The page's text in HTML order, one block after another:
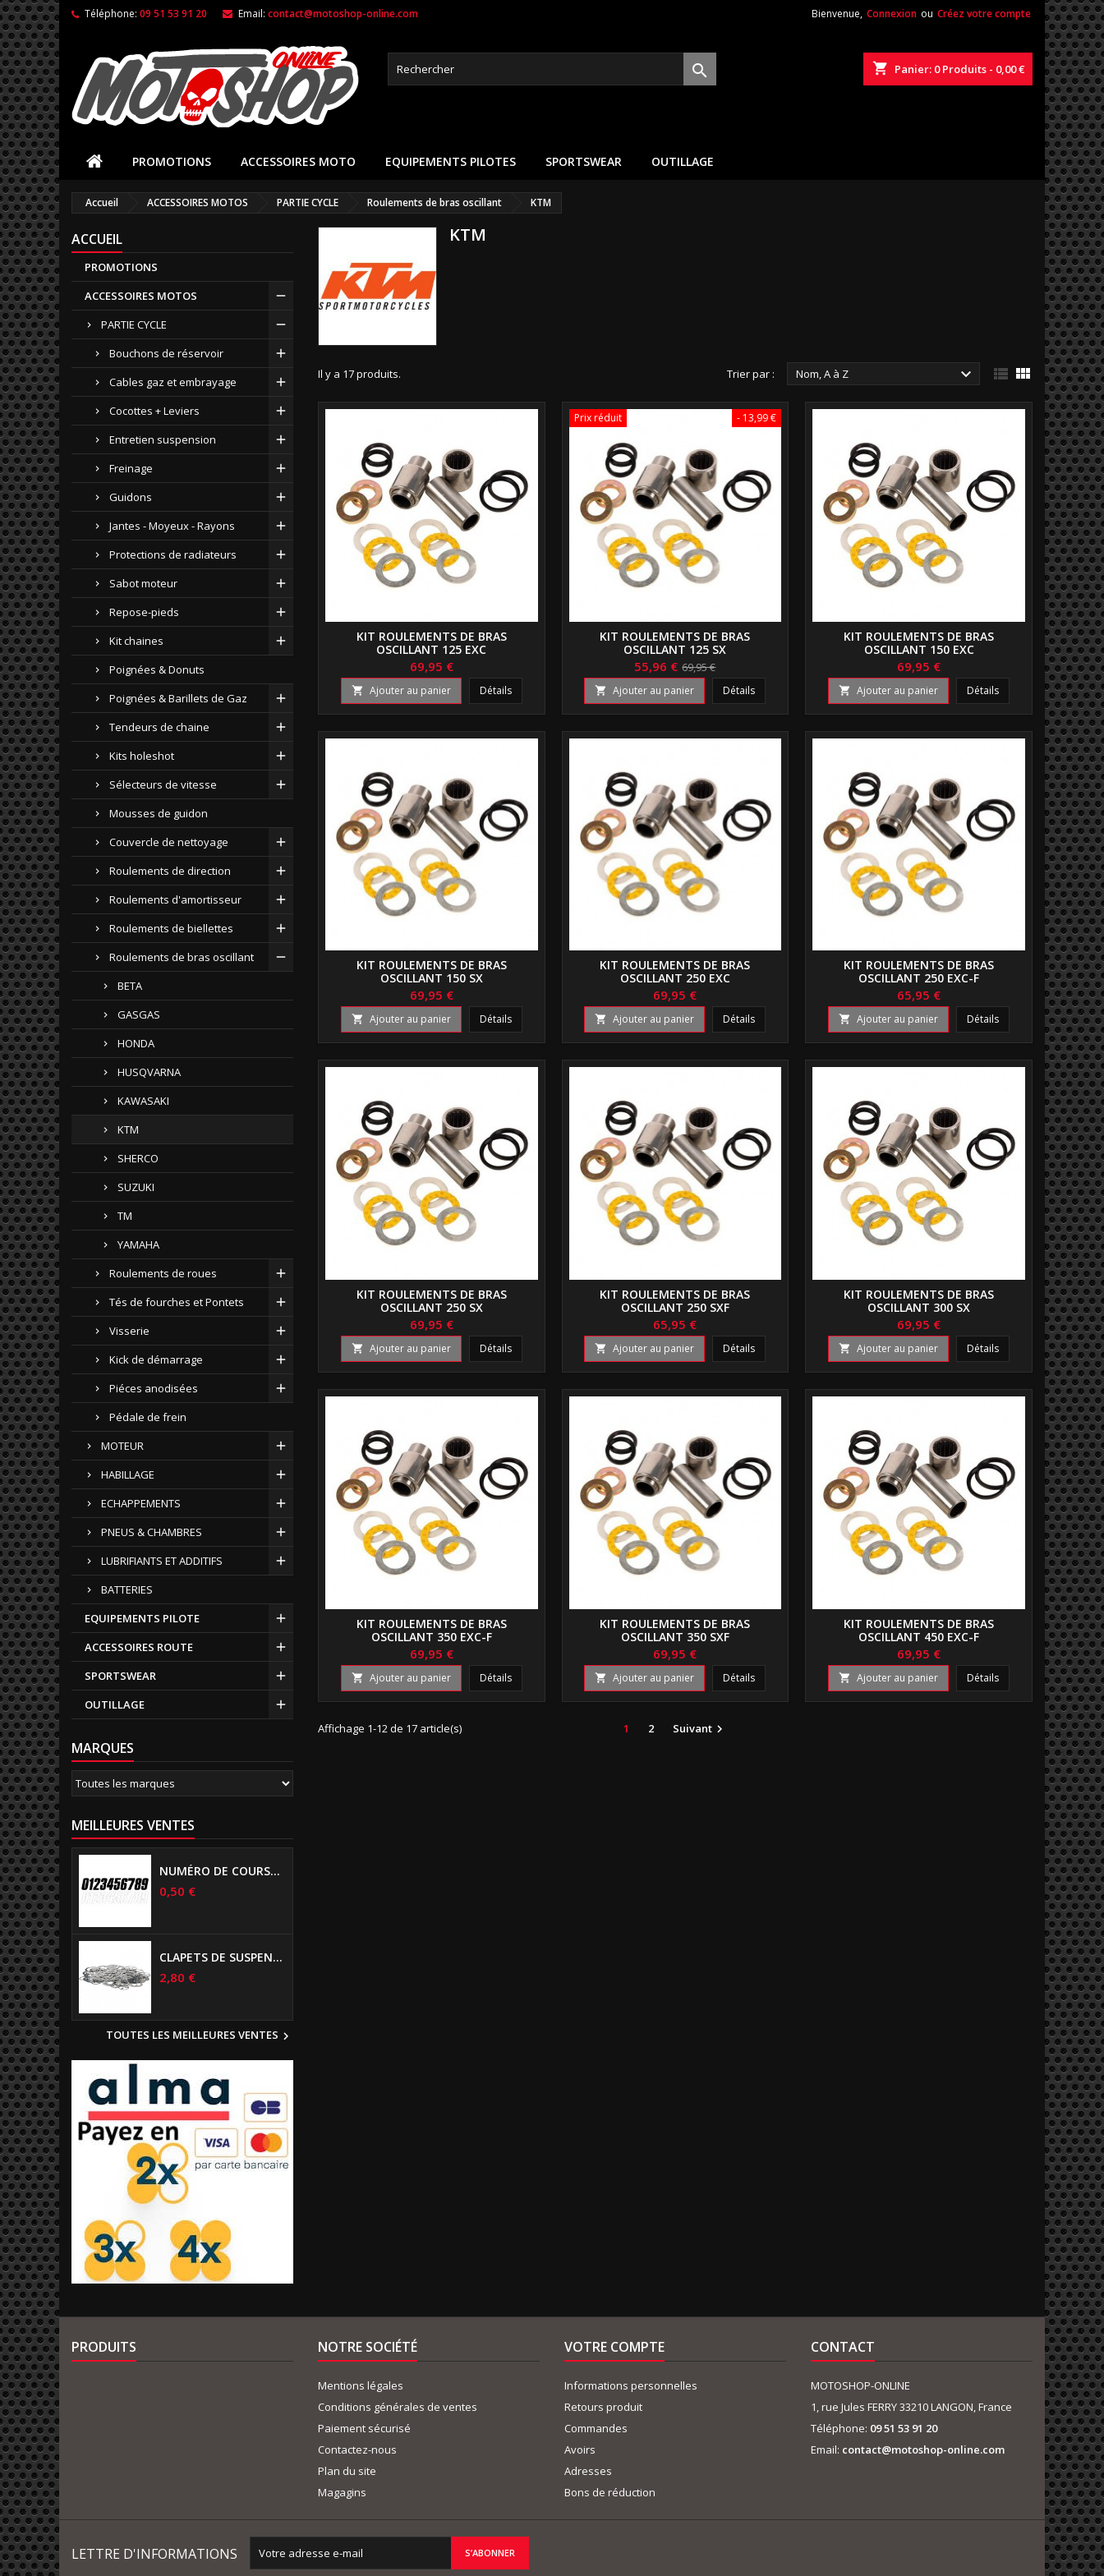
Téléphone: 09 51 53 91 20 Email: contact@motoshop-online.com Bienvenue, Connexion ou Créez votre compte
shopping_cart Panier: 0Produits - 0,00 €

PROMOTIONS ACCESSOIRES MOTO EQUIPEMENTS PILOTES SPORTSWEAR OUTILLAGE
Accueil ACCESSOIRES MOTOS PARTIE CYCLE Roulements de bras oscillant KTM
ACCUEIL
PROMOTIONS
ACCESSOIRES MOTOS
PARTIE CYCLE
Bouchons de réservoir
Cables gaz et embrayage
Cocottes + Leviers
Entretien suspension
Freinage
Guidons
Jantes - Moyeux - Rayons
Protections de radiateurs
Sabot moteur
Repose-pieds
Kit chaines
Poignées & Donuts
Poignées & Barillets de Gaz
Tendeurs de chaine
Kits holeshot
Sélecteurs de vitesse
Mousses de guidon
Couvercle de nettoyage
Roulements de direction
Roulements d'amortisseur
Roulements de biellettes
Roulements de bras oscillant
BETA
GASGAS
HONDA
HUSQVARNA
KAWASAKI
KTM
SHERCO
SUZUKI
TM
YAMAHA
Roulements de roues
Tés de fourches et Pontets
Visserie
Kick de démarrage
Piéces anodisées
Pédale de frein
MOTEUR
HABILLAGE
ECHAPPEMENTS
PNEUS & CHAMBRES
LUBRIFIANTS ET ADDITIFS
BATTERIES
EQUIPEMENTS PILOTE
ACCESSOIRES ROUTE
SPORTSWEAR
OUTILLAGE
MARQUES
MEILLEURES VENTES
NUMÉRO DE COURSE US 17 CM NOIR
0,50 €
CLAPETS DE SUSPENSIONS DIAMÈTRE 6MM
2,80 €
TOUTES LES MEILLEURES VENTES 
KTM
Il y a 17 produits. Trier par : Nom, A à Z   
KIT ROULEMENTS DE BRAS
OSCILLANT 125 EXC
69,95 €
 Ajouter au panier Détails
- 13,99 €
Prix réduit
KIT ROULEMENTS DE BRAS
OSCILLANT 125 SX
55,96 € 69,95 €
 Ajouter au panier Détails
KIT ROULEMENTS DE BRAS
OSCILLANT 150 EXC
69,95 €
 Ajouter au panier Détails
KIT ROULEMENTS DE BRAS
OSCILLANT 150 SX
69,95 €
 Ajouter au panier Détails
KIT ROULEMENTS DE BRAS
OSCILLANT 250 EXC
69,95 €
 Ajouter au panier Détails
KIT ROULEMENTS DE BRAS
OSCILLANT 250 EXC-F
65,95 €
 Ajouter au panier Détails
KIT ROULEMENTS DE BRAS
OSCILLANT 250 SX
69,95 €
 Ajouter au panier Détails
KIT ROULEMENTS DE BRAS
OSCILLANT 250 SXF
65,95 €
 Ajouter au panier Détails
KIT ROULEMENTS DE BRAS
OSCILLANT 300 SX
69,95 €
 Ajouter au panier Détails
KIT ROULEMENTS DE BRAS
OSCILLANT 350 EXC-F
69,95 €
 Ajouter au panier Détails
KIT ROULEMENTS DE BRAS
OSCILLANT 350 SXF
69,95 €
 Ajouter au panier Détails
KIT ROULEMENTS DE BRAS
OSCILLANT 450 EXC-F
69,95 €
 Ajouter au panier Détails
Affichage 1-12 de 17 article(s) 1 2 Suivant 
PRODUITS NOTRE SOCIÉTÉ
Mentions légales
Conditions générales de ventes
Paiement sécurisé
Contactez-nous
Plan du site
Magagins
VOTRE COMPTE
Informations personnelles
Retours produit
Commandes
Avoirs
Adresses
Bons de réduction
CONTACT
MOTOSHOP-ONLINE
1, rue Jules FERRY 33210 LANGON, France
Téléphone: 09 51 53 91 20
Email: contact@motoshop-online.com
LETTRE D'INFORMATIONS